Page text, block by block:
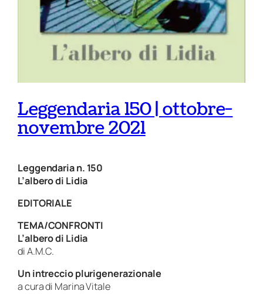
Leggendaria 150 | ottobre-
novembre 2021
Leggendaria n. 150
L’albero di Lidia
EDITORIALE
TEMA/CONFRONTI
L’albero di Lidia
di A.M.C.
Un intreccio plurigenerazionale
a cura di Marina Vitale